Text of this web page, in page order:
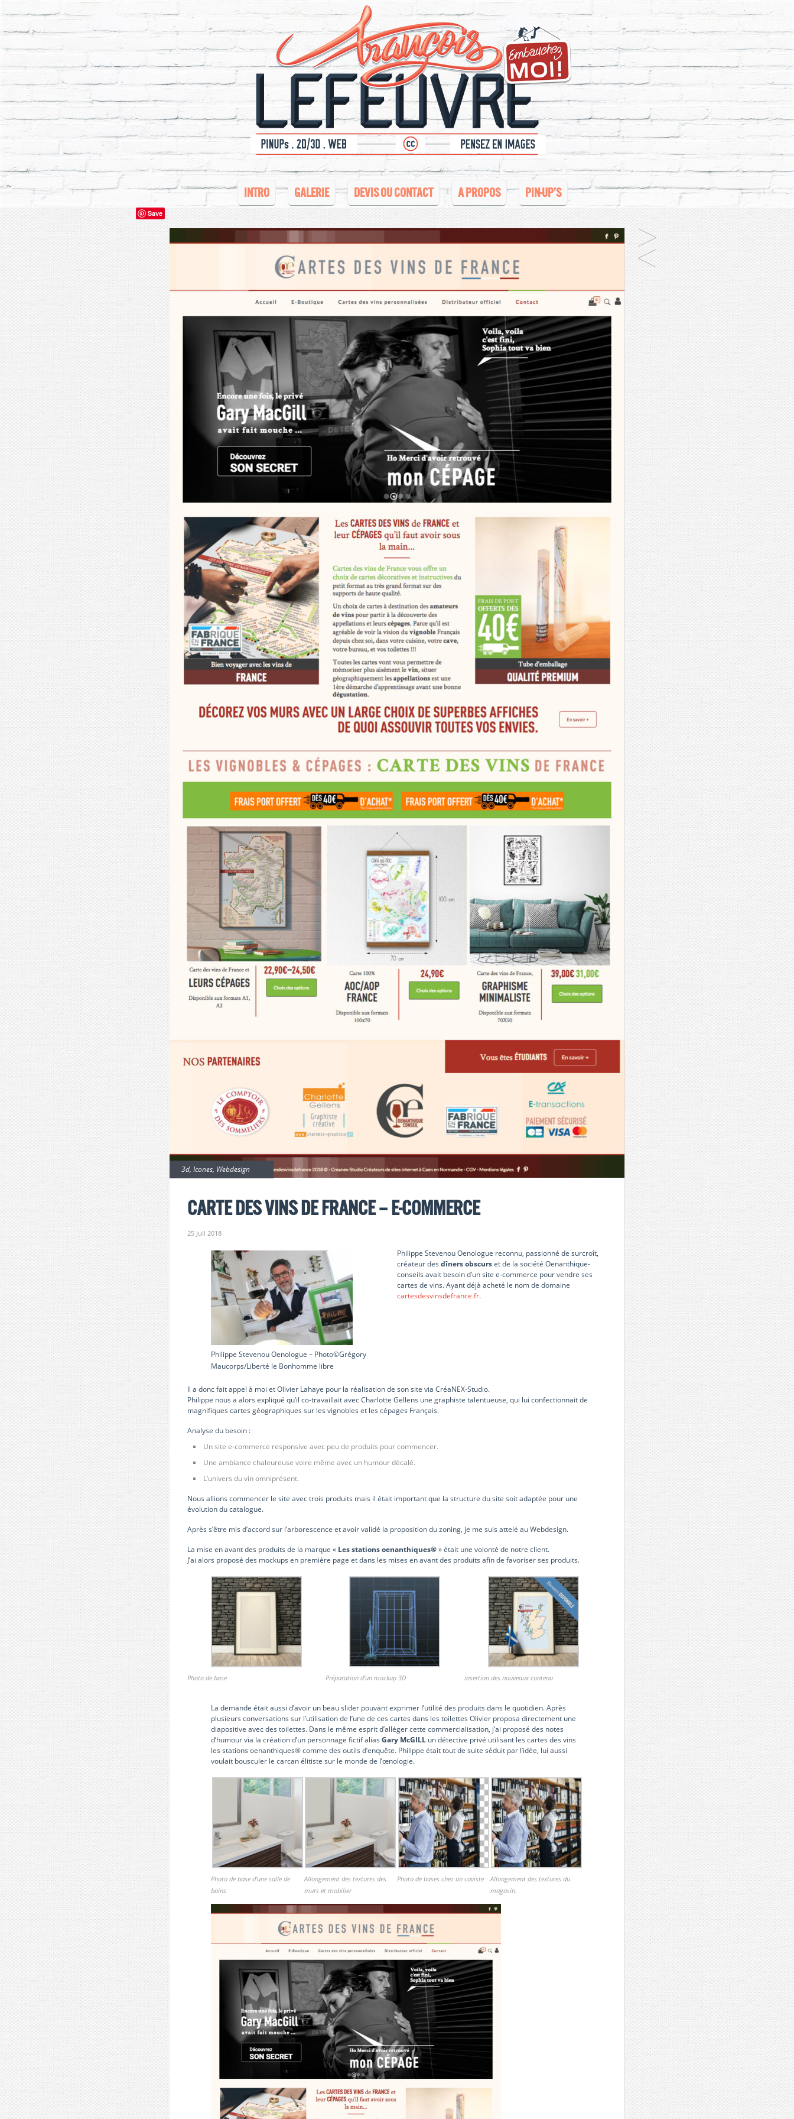
INTRO GALERIE DEVIS OU CONTACT A PROPOS PIN-UP’S
Save
3d, Icones, Webdesign
Carte des vins de France – E-commerce
25 Juil 2018
Philippe Stevenou Oenologue – Photo©Grégory
Maucorps/Liberté le Bonhomme libre
Philippe Stevenou Oenologue reconnu, passionné de surcroît,
créateur des dîners obscurset de la société Oenanthique-
conseils avait besoin d’un site e-commerce pour vendre ses
cartes de vins. Ayant déjà acheté le nom de domaine
cartesdesvinsdefrance.fr.
Il a donc fait appel à moi et Olivier Lahaye pour la réalisation de son site via CréaNEX-Studio.
Philippe nous a alors expliqué qu’il co-travaillait avec Charlotte Gellens une graphiste talentueuse, qui lui confectionnait de
magnifiques cartes géographiques sur les vignobles et les cépages Français.
Analyse du besoin :
Un site e-commerce responsive avec peu de produits pour commencer.
Une ambiance chaleureuse voire même avec un humour décalé.
L’univers du vin omniprésent.
Nous allions commencer le site avec trois produits mais il était important que la structure du site soit adaptée pour une
évolution du catalogue.
Après s’être mis d’accord sur l’arborescence et avoir validé la proposition du zoning, je me suis attelé au Webdesign.
La mise en avant des produits de la marque « Les stations oenanthiques®» était une volonté de notre client.
J’ai alors proposé des mockups en première page et dans les mises en avant des produits afin de favoriser ses produits.
Photo de base Préparation d’un mockup 3D insertion des nouveaux contenu
La demande était aussi d’avoir un beau slider pouvant exprimer l’utilité des produits dans le quotidien. Après
plusieurs conversations sur l’utilisation de l’une de ces cartes dans les toilettes Olivier proposa directement une
diapositive avec des toilettes. Dans le même esprit d’alléger cette commercialisation, j’ai proposé des notes
d’humour via la création d’un personnage fictif alias Gary McGILL un détective privé utilisant les cartes des vins
les stations oenanthiques® comme des outils d’enquête. Philippe était tout de suite séduit par l’idée, lui aussi
voulait bousculer le carcan élitiste sur le monde de l’œnologie.
Photo de base d’une salle de
bains
Allongement des textures des
murs et mobilier
Photo de bases chez un caviste
Allongement des textures du
magasin.